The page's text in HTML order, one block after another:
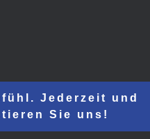
Jederzeit und
Sie uns!